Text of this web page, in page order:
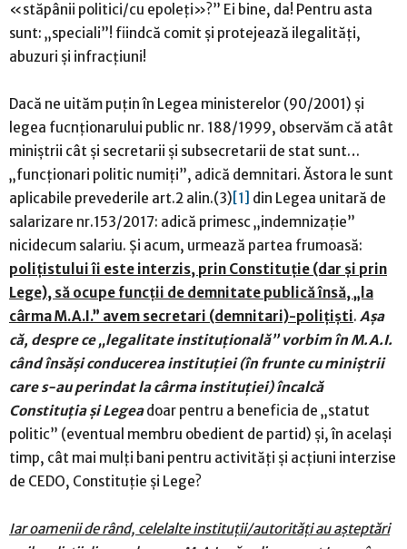
«stăpânii politici/cu epoleți»?” Ei bine, da! Pentru asta
sunt: „speciali”! fiindcă comit și protejează ilegalități,
abuzuri și infracțiuni!
Dacă ne uităm puțin în Legea ministerelor (90/2001) și
legea fucnționarului public nr. 188/1999, observăm că atât
miniștrii cât și secretarii și subsecretarii de stat sunt…
„funcționari politic numiți”, adică demnitari. Ăstora le sunt
aplicabile prevederile art.2 alin.(3) [1] din Legea unitară de
salarizare nr.153/2017: adică primesc „indemnizație”
nicidecum salariu. Și acum, urmează partea frumoasă:
polițistului îi este interzis, prin Constituție (dar și prin
Lege), să ocupe funcții de demnitate publică însă, „la
cârma M.A.I.” avem secretari (demnitari)-polițiști. Așa
că, despre ce „legalitate instituțională” vorbim în M.A.I.
când însăși conducerea instituției (în frunte cu miniștrii
care s-au perindat la cârma instituției) încalcă
Constituția și Legeadoar pentru a beneficia de „statut
politic” (eventual membru obedient de partid) și, în același
timp, cât mai mulți bani pentru activități și acțiuni interzise
de CEDO, Constituție și Lege?
Iar oamenii de rând, celelalte instituții/autorități au așteptări